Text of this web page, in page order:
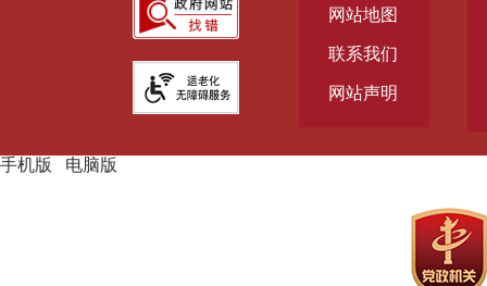
网站地图
联系我们
网站声明
手机版|电脑版
主办单位：通辽市人民政府主办